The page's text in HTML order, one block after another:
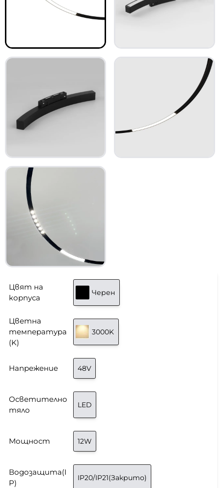
Цвят на
корпуса
Черен
Цветна
температура
(K)
3000K
Напрежение 48V
Осветително
тяло
LED
Мощност 12W
Водозащита(I
P)
IP20/IP21(Закрито)